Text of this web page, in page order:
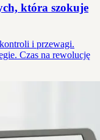
która szokuje
i przewagi.
Czas na rewolucję